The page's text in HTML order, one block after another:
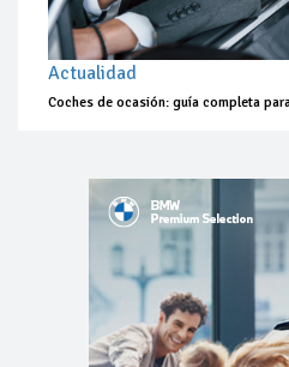
Actualidad
Coches de ocasión: guía completa